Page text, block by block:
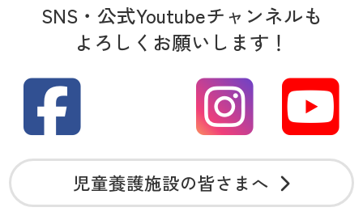
SNS・公式Youtubeチャンネルも
よろしくお願いします！
児童養護施設の皆さまへ